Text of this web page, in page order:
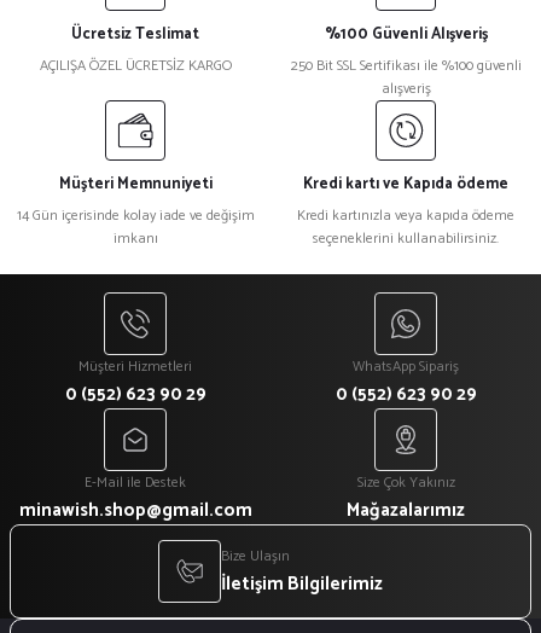
Ücretsiz Teslimat
AÇILIŞA ÖZEL ÜCRETSİZ KARGO
%100 Güvenli Alışveriş
250 Bit SSL Sertifikası ile %100 güvenli
alışveriş
Müşteri Memnuniyeti
14 Gün içerisinde kolay iade ve değişim
imkanı
Kredi kartı ve Kapıda ödeme
Kredi kartınızla veya kapıda ödeme
seçeneklerini kullanabilirsiniz.
Müşteri Hizmetleri
0 (552) 623 90 29
WhatsApp Sipariş
0 (552) 623 90 29
E-Mail ile Destek
minawish.shop@gmail.com
Size Çok Yakınız
Mağazalarımız
Bize Ulaşın
İletişim Bilgilerimiz